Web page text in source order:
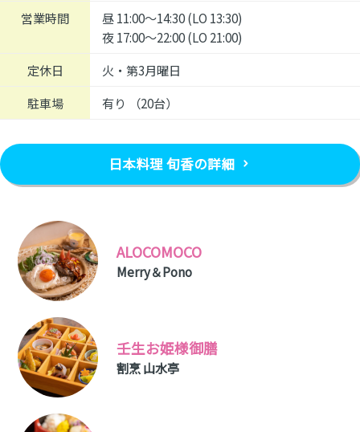
営業時間
昼 11:00〜14:30 (LO 13:30)
夜 17:00〜22:00 (LO 21:00)
定休日
火・第3月曜日
駐車場
有り （20台）
日本料理 旬香の詳細
ALOCOMOCO
Merry＆Pono
壬生お姫様御膳
割烹 山水亭